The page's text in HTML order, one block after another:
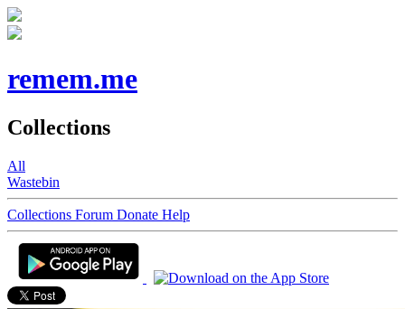
remem.me
Collections
All
Wastebin
Collections Forum Donate Help